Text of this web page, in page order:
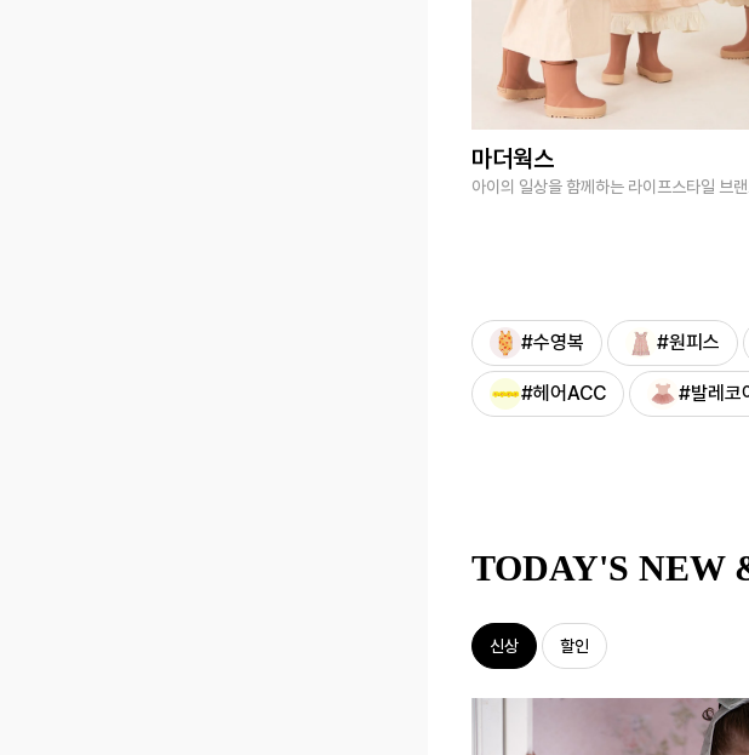
마더웍스
아이의 일상을 함께하는 라이프스타일 브
#수영복 #원피스
#헤어ACC #발레코
TODAY'S NEW
신상 할인